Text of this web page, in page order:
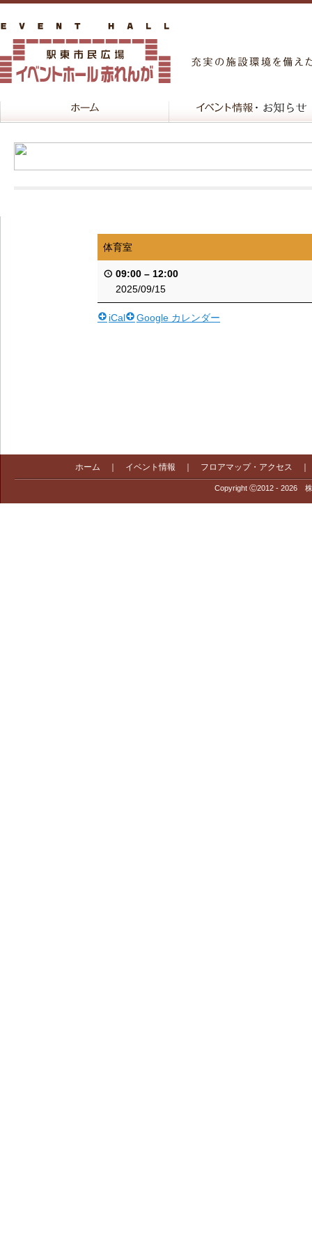
体育室
09:00 – 12:00
2025/09/15
iCal Google カレンダー
ホーム イベント情報 フロアマップ・アクセス
Copyright Ⓒ2012 - 2026 株